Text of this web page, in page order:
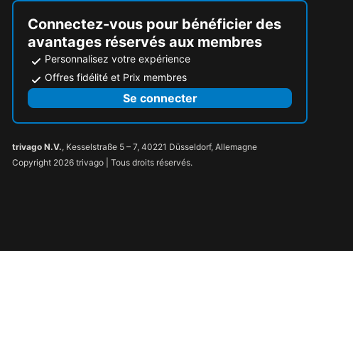
Connectez-vous pour bénéficier des
avantages réservés aux membres
Personnalisez votre expérience
Offres fidélité et Prix membres
Se connecter
trivago N.V., Kesselstraße 5 – 7, 40221 Düsseldorf, Allemagne
Copyright 2026 trivago | Tous droits réservés.